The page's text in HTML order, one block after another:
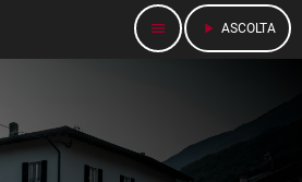
menu play_arrow ASCOLTA